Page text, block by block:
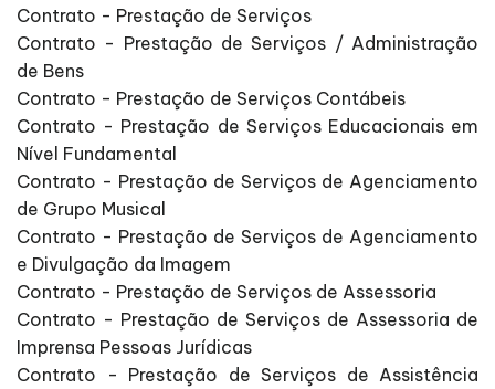
Contrato - Prestação de Serviços
Contrato - Prestação de Serviços / Administração
de Bens
Contrato - Prestação de Serviços Contábeis
Contrato - Prestação de Serviços Educacionais em
Nível Fundamental
Contrato - Prestação de Serviços de Agenciamento
de Grupo Musical
Contrato - Prestação de Serviços de Agenciamento
e Divulgação da Imagem
Contrato - Prestação de Serviços de Assessoria
Contrato - Prestação de Serviços de Assessoria de
Imprensa Pessoas Jurídicas
Contrato - Prestação de Serviços de Assistência